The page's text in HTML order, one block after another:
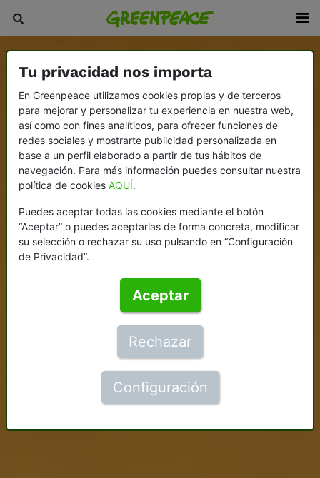
Tu privacidad nos importa
En Greenpeace utilizamos cookies propias y de terceros
para mejorar y personalizar tu experiencia en nuestra web,
así como con fines analíticos, para ofrecer funciones de
redes sociales y mostrarte publicidad personalizada en
base a un perfil elaborado a partir de tus hábitos de
navegación. Para más información puedes consultar nuestra
política de cookies AQUÍ.
Puedes aceptar todas las cookies mediante el botón
“Aceptar” o puedes aceptarlas de forma concreta, modificar
su selección o rechazar su uso pulsando en “Configuración
de Privacidad”.
Aceptar
Rechazar
Configuración